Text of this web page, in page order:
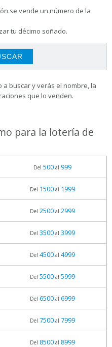
se vende un número de la
tu décimo soñado.
buscar y verás el nombre, la
que lo venden.
para la lotería de
Del 500al 999
Del 1500al 1999
Del 2500al 2999
Del 3500al 3999
Del 4500al 4999
Del 5500al 5999
Del 6500al 6999
Del 7500al 7999
Del 8500al 8999